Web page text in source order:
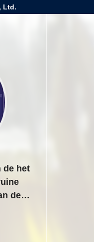
Ltd.
de het
de